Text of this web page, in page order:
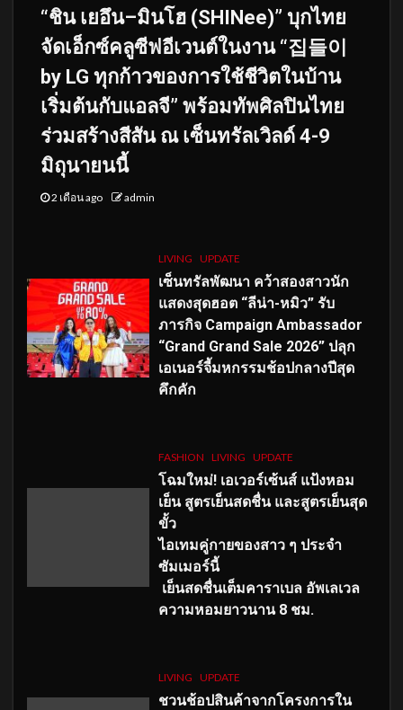
“ชิน เยอึน–มินโฮ (SHINee)” บุกไทย
จัดเอ็กซ์คลูซีฟอีเวนต์ในงาน “집들이
by LG ทุกก้าวของการใช้ชีวิตในบ้าน
เริ่มต้นกับแอลจี” พร้อมทัพศิลปินไทย
ร่วมสร้างสีสัน ณ เซ็นทรัลเวิลด์ 4-9
มิถุนายนนี้
2 เดือน ago admin
LIVING UPDATE
เซ็นทรัลพัฒนา คว้าสองสาวนัก
แสดงสุดฮอต “ลีน่า-หมิว” รับ
ภารกิจ Campaign Ambassador
“Grand Grand Sale 2026” ปลุก
เอเนอร์จี้มหกรรมช้อปกลางปีสุด
คึกคัก
FASHION LIVING UPDATE
โฉมใหม่! เอเวอร์เซ้นส์ แป้งหอม
เย็น สูตรเย็นสดชื่น และสูตรเย็นสุด
ขั้ว
ไอเทมคู่กายของสาว ๆ ประจำ
ซัมเมอร์นี้
เย็นสดชื่นเต็มคาราเบล อัพเลเวล
ความหอมยาวนาน 8 ชม.
LIVING UPDATE
ชวนช้อปสินค้าจากโครงการใน